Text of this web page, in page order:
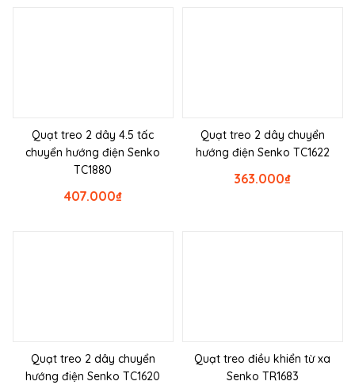
Quạt treo 2 dây 4.5 tấc
chuyển hướng điện Senko
TC1880
₫
407.000
Quạt treo 2 dây chuyển
hướng điện Senko TC1622
₫
363.000
Quạt treo 2 dây chuyển
hướng điện Senko TC1620
Quạt treo điều khiển từ xa
Senko TR1683